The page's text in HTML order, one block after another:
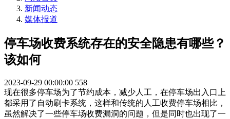
新闻动态
媒体报道
停车场收费系统存在的安全隐患有哪些？
该如何
2023-09-29 00:00:00 558
现在很多停车场为了节约成本，减少人工，在停车场出入口上
都采用了自动刷卡系统，这样和传统的人工收费停车场相比，
虽然解决了一些停车场收费漏洞的问题，但是同时也出现了一